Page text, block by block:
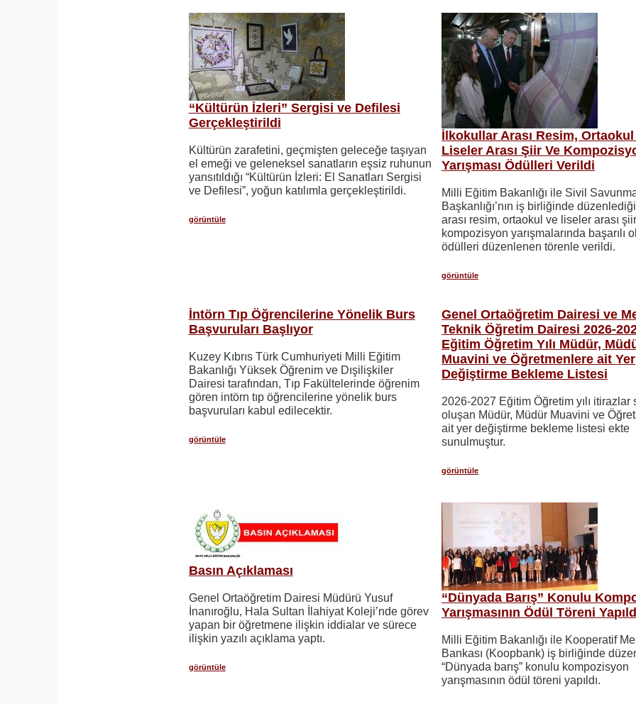
“Kültürün İzleri” Sergisi ve Defilesi
Gerçekleştirildi
Kültürün zarafetini, geçmişten geleceğe taşıyan
el emeği ve geleneksel sanatların eşsiz ruhunun
yansıtıldığı “Kültürün İzleri: El Sanatları Sergisi
ve Defilesi”, yoğun katılımla gerçekleştirildi.
görüntüle
İlkokullar Arası Resim,
Liseler Arası Şiir Ve
Yarışması Ödülleri Verildi
Milli Eğitim Bakanlığı ile Sivil
Başkanlığı’nın iş birliğinde
arası resim, ortaokul ve liseler arası
kompozisyon yarışmalarında başarılı
ödülleri düzenlenen törenle verildi.
görüntüle
İntörn Tıp Öğrencilerine Yönelik Burs
Başvuruları Başlıyor
Kuzey Kıbrıs Türk Cumhuriyeti Milli Eğitim
Bakanlığı Yüksek Öğrenim ve Dışilişkiler
Dairesi tarafından, Tıp Fakültelerinde öğrenim
gören intörn tıp öğrencilerine yönelik burs
başvuruları kabul edilecektir.
görüntüle
Genel Ortaöğretim Dairesi ve
Teknik Öğretim Dairesi 2026-
Eğitim Öğretim Yılı Müdür,
Muavini ve Öğretmenlere ait Yer
Değiştirme Bekleme Listesi
2026-2027 Eğitim Öğretim yılı itirazlar
oluşan Müdür, Müdür Muavini ve
ait yer değiştirme bekleme listesi ekte
sunulmuştur.
görüntüle
Basın Açıklaması
Genel Ortaöğretim Dairesi Müdürü Yusuf
İnanıroğlu, Hala Sultan İlahiyat Koleji’nde görev
yapan bir öğretmene ilişkin iddialar ve sürece
ilişkin yazılı açıklama yaptı.
görüntüle
“Dünyada Barış” Konulu
Yarışmasının Ödül Töreni
Milli Eğitim Bakanlığı ile Kooperatif
Bankası (Koopbank) iş birliğinde
“Dünyada barış” konulu kompozisyon
yarışmasının ödül töreni yapıldı.